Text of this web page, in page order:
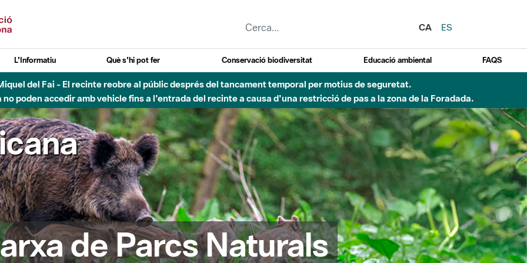
CA ES
L'Informatiu Què s'hi pot fer Conservació biodiversitat Educació ambiental FAQS
del Fai - El recinte reobre al públic després del tancament temporal per motius de seguretat.
poden accedir amb vehicle fins a l'entrada del recinte a causa d'una restricció de pas a la zona de la Foradada.
de Parcs Naturals